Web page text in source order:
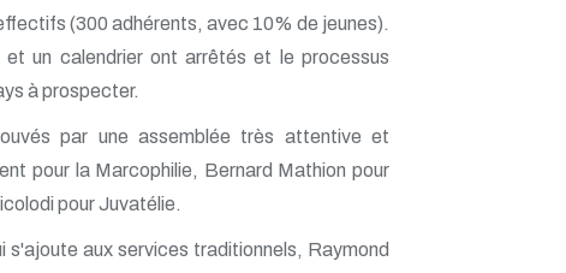
(300 adhérents, avec 10% de jeunes).
un calendrier ont arrêtés et le processus
à prospecter.
par une assemblée très attentive et
pour la Marcophilie, Bernard Mathion pour
pour Juvatélie.
s'ajoute aux services traditionnels, Raymond